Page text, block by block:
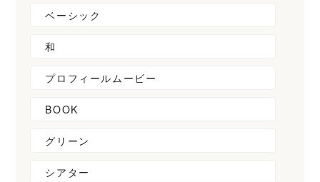
ベーシック
和
プロフィールムービー
BOOK
グリーン
シアター